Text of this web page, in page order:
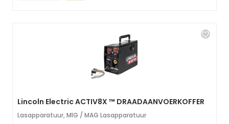
Lincoln Electric ACTIV8X ™ DRAADAANVOERKOFFER
Lasapparatuur, MIG / MAG Lasapparatuur